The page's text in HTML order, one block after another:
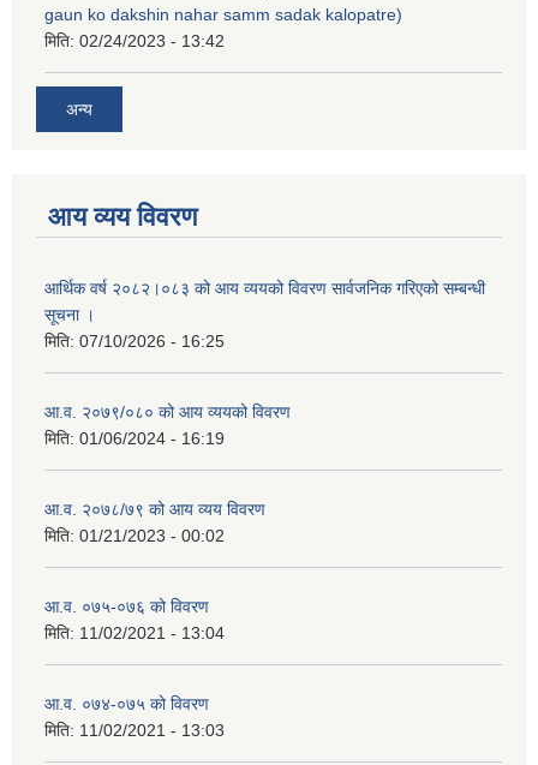
gaun ko dakshin nahar samm sadak kalopatre)
मिति: 02/24/2023 - 13:42
अन्य
आय व्यय विवरण
आर्थिक वर्ष २०८२।०८३ को आय व्ययको विवरण सार्वजनिक गरिएको सम्बन्धी
सूचना ।
मिति: 07/10/2026 - 16:25
आ.व. २०७९/०८० को आय व्ययको विवरण
मिति: 01/06/2024 - 16:19
आ.व. २०७८/७९ को आय व्यय विवरण
मिति: 01/21/2023 - 00:02
आ.व. ०७५-०७६ को विवरण
मिति: 11/02/2021 - 13:04
आ.व. ०७४-०७५ को विवरण
मिति: 11/02/2021 - 13:03